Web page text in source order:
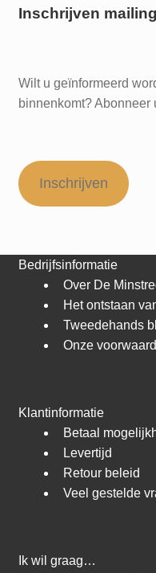
Inschrijven mailing
Wilt u geïnformeerd
binnenkomt? Abonneer
Inschrijven
Bedrijfsinformatie
Over De
Het ontstaan
Tweedehands
Onze
Klantinformatie
Betaal
Levertijd
Retour beleid
Veel gestelde
Ik wil graag…